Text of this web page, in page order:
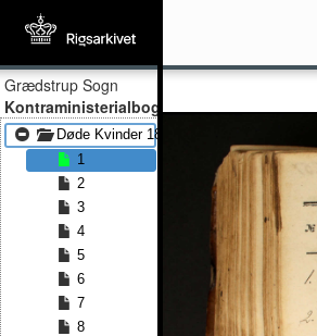
Grædstrup Sogn
Kontraministerialbog
Døde Kvinder 1853 - Døde Kvinder 1870
1
2
3
4
5
6
7
8